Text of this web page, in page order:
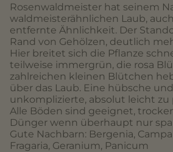
Rosenwaldmeister hat seinem
waldmeisterähnlichen Laub,
entfernte Ähnlichkeit. Der
Rand von Gehölzen, deutlich
Hier breitet sich die Pflanze
teilweise immergrün, die rosa
zahlreichen kleinen Blütchen
über das Laub. Eine hübsche
unkomplizierte, absolut leicht zu
Alle Böden sind geeignet,
Dünger wenn überhaupt nur
Gute Nachbarn: Bergenia,
Fragaria, Geranium, Panicum